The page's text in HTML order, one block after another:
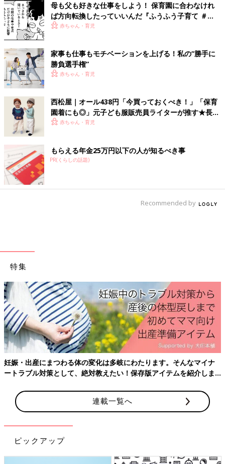
母も父も好きな仕事をしよう！ 保育園に合わなけれ
ば方向転換したっていいんだ『ふうふう子育て ＃
61』赤ちゃん・育児
家事も仕事もモチベーションを上げる！私の“勝手に
勝負選手権”
赤ちゃん・育児
西松屋｜オール438円「今買っておくべき！」「保育
園着にも◎」元子ども服販売員ライターが推す★長袖
Tシャツ5選
赤ちゃん・育児
もらえる年金25万円以下の人が知るべき事
PR(くらしの話題)
Recommended by
特集
妊娠・出産にまつわる体の変化は多岐にわたります。そんなマイナ
ートラブル対策として、絶対教えたい！保存版アイテムを紹介しま
連載一覧へ
ピックアップ